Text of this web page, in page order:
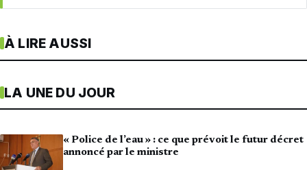
À LIRE AUSSI
LA UNE DU JOUR
« Police de l’eau » : ce que prévoit le futur décret
annoncé par le ministre